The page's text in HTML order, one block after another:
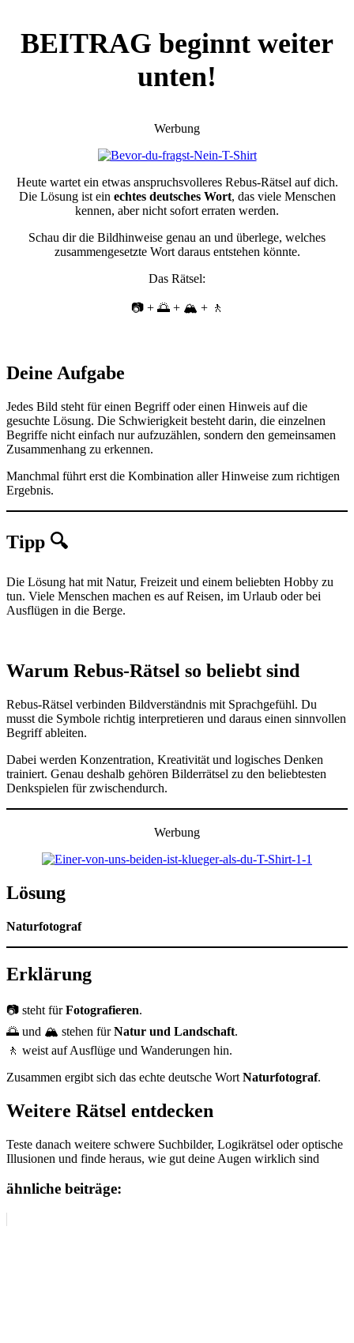
BEITRAG beginnt weiter
unten!
Werbung
Heute wartet ein etwas anspruchsvolleres Rebus-Rätsel auf dich.
Die Lösung ist ein echtes deutsches Wort, das viele Menschen
kennen, aber nicht sofort erraten werden.
Schau dir die Bildhinweise genau an und überlege, welches
zusammengesetzte Wort daraus entstehen könnte.
Das Rätsel:
📷 + 🌅 + 🏔️ + 🚶
Deine Aufgabe
Jedes Bild steht für einen Begriff oder einen Hinweis auf die
gesuchte Lösung. Die Schwierigkeit besteht darin, die einzelnen
Begriffe nicht einfach nur aufzuzählen, sondern den gemeinsamen
Zusammenhang zu erkennen.
Manchmal führt erst die Kombination aller Hinweise zum richtigen
Ergebnis.
Tipp 🔍
Die Lösung hat mit Natur, Freizeit und einem beliebten Hobby zu
tun. Viele Menschen machen es auf Reisen, im Urlaub oder bei
Ausflügen in die Berge.
Warum Rebus-Rätsel so beliebt sind
Rebus-Rätsel verbinden Bildverständnis mit Sprachgefühl. Du
musst die Symbole richtig interpretieren und daraus einen sinnvollen
Begriff ableiten.
Dabei werden Konzentration, Kreativität und logisches Denken
trainiert. Genau deshalb gehören Bilderrätsel zu den beliebtesten
Denkspielen für zwischendurch.
Werbung
Lösung
Naturfotograf
Erklärung
📷 steht fürFotografieren.
🌅 und 🏔️ stehen fürNatur und Landschaft.
🚶 weist auf Ausflüge und Wanderungen hin.
Zusammen ergibt sich das echte deutsche Wort Naturfotograf.
Weitere Rätsel entdecken
Teste danach weitere schwere Suchbilder, Logikrätsel oder optische
Illusionen und finde heraus, wie gut deine Augen wirklich sind
ähnliche beiträge: